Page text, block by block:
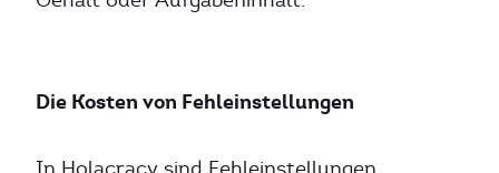
Die Kosten von Fehleinstellungen